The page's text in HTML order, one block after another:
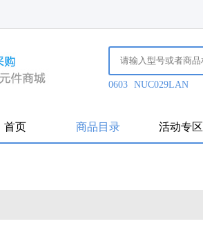
0603 NUC029LAN
首页 商品目录 活动专区